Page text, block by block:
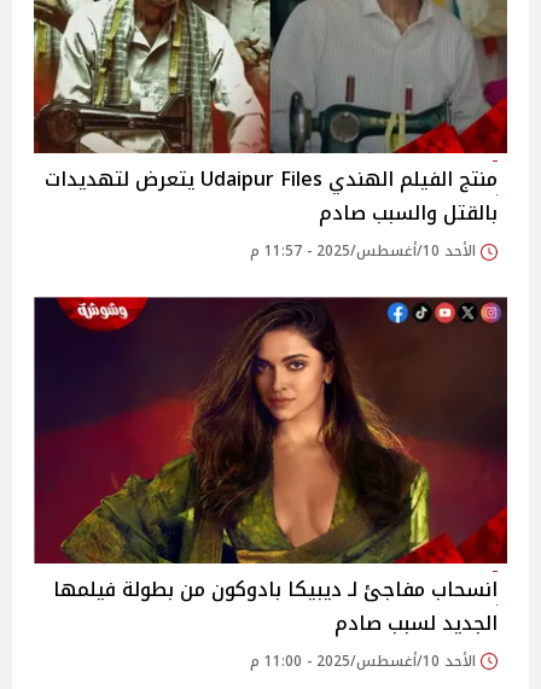
منتج الفيلم الهندي Udaipur Files يتعرض لتهديدات
بالقتل والسبب صادم
الأحد 10/أغسطس/2025 - 11:57 م
انسحاب مفاجئ لـ ديبيكا بادوكون من بطولة فيلمها
الجديد لسبب صادم
الأحد 10/أغسطس/2025 - 11:00 م